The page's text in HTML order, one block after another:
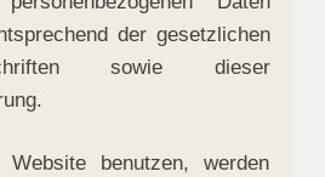
der gesetzlichen
sowie dieser
benutzen, werden